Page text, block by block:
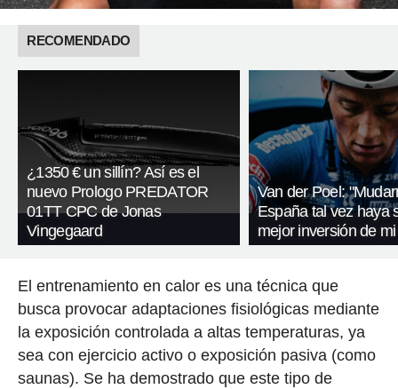
RECOMENDADO
¿1350 € un sillín? Así es el
nuevo Prologo PREDATOR
01TT CPC de Jonas
Vingegaard
Van der Poel:
España tal vez haya
mejor inversión de
El entrenamiento en calor es una técnica que
busca provocar adaptaciones fisiológicas mediante
la exposición controlada a altas temperaturas, ya
sea con ejercicio activo o exposición pasiva (como
saunas). Se ha demostrado que este tipo de